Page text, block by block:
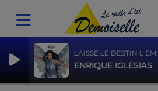
LAISSE LE DESTIN L
ENRIQUE IGLESIAS